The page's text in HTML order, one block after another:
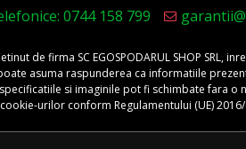
0744 158 799
de firma SC EGOSPODARUL SHOP
asuma raspunderea ca informatiile
si imaginile pot fi schimbate fara
urilor conform Regulamentului (UE)